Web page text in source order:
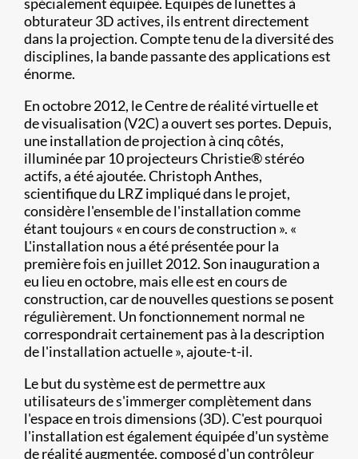
obturateur 3D actives, ils entrent directement
dans la projection. Compte tenu de la diversité des
disciplines, la bande passante des applications est
énorme.
En octobre 2012, le Centre de réalité virtuelle et
de visualisation (V2C) a ouvert ses portes. Depuis,
une installation de projection à cinq côtés,
illuminée par 10 projecteurs Christie® stéréo
actifs, a été ajoutée. Christoph Anthes,
scientifique du LRZ impliqué dans le projet,
considère l'ensemble de l'installation comme
étant toujours « en cours de construction ». «
L'installation nous a été présentée pour la
première fois en juillet 2012. Son inauguration a
eu lieu en octobre, mais elle est en cours de
construction, car de nouvelles questions se posent
régulièrement. Un fonctionnement normal ne
correspondrait certainement pas à la description
de l'installation actuelle », ajoute-t-il.
Le but du système est de permettre aux
utilisateurs de s'immerger complètement dans
l'espace en trois dimensions (3D). C'est pourquoi
l'installation est également équipée d'un système
de réalité augmentée, composé d'un contrôleur